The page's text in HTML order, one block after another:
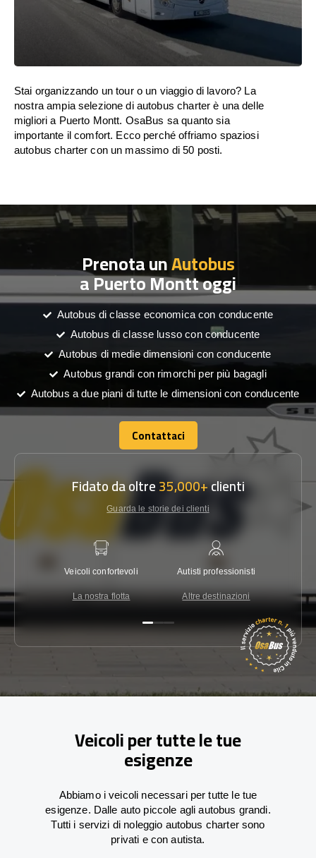
Stai organizzando un tour o un viaggio di lavoro? La
nostra ampia selezione di autobus charter è una delle
migliori a Puerto Montt. OsaBus sa quanto sia
importante il comfort. Ecco perché offriamo spaziosi
autobus charter con un massimo di 50 posti.
Prenota unAutobus
a Puerto Montt oggi
Autobus di classe economica con conducente
Autobus di classe lusso con conducente
Autobus di medie dimensioni con conducente
Autobus grandi con rimorchi per più bagagli
Autobus a due piani di tutte le dimensioni con conducente
Contattaci
Contattaci
Fidato da oltre35,000+clienti
Guarda le storie dei clienti
Veicoli confortevoli
La nostra flotta
Autisti professionisti
Altre destinazioni
Veicoli per tutte le tue
esigenze
Abbiamo i veicoli necessari per tutte le tue
esigenze. Dalle auto piccole agli autobus grandi.
Tutti i servizi di noleggio autobus charter sono
privati e con autista.